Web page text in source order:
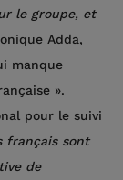
le groupe, et
Adda,
manque
».
pour le suivi
français sont
de